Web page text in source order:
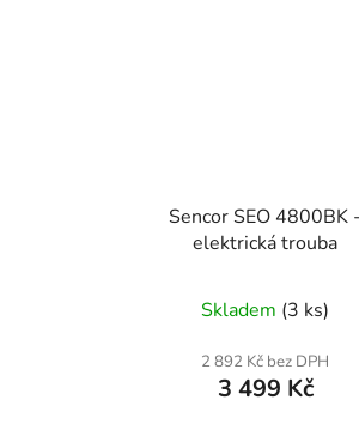
Sencor SEO 4800BK -
elektrická trouba
Skladem (3 ks)
2 892 Kč bez DPH
3 499 Kč